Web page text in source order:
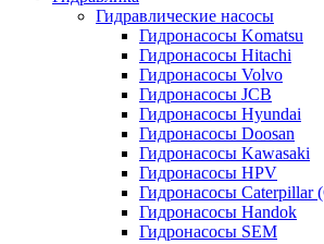
Гидравлические насосы
Гидронасосы Komatsu
Гидронасосы Hitachi
Гидронасосы Volvo
Гидронасосы JCB
Гидронасосы Hyundai
Гидронасосы Doosan
Гидронасосы Kawasaki
Гидронасосы HPV
Гидронасосы Caterpillar
Гидронасосы Handok
Гидронасосы SEM